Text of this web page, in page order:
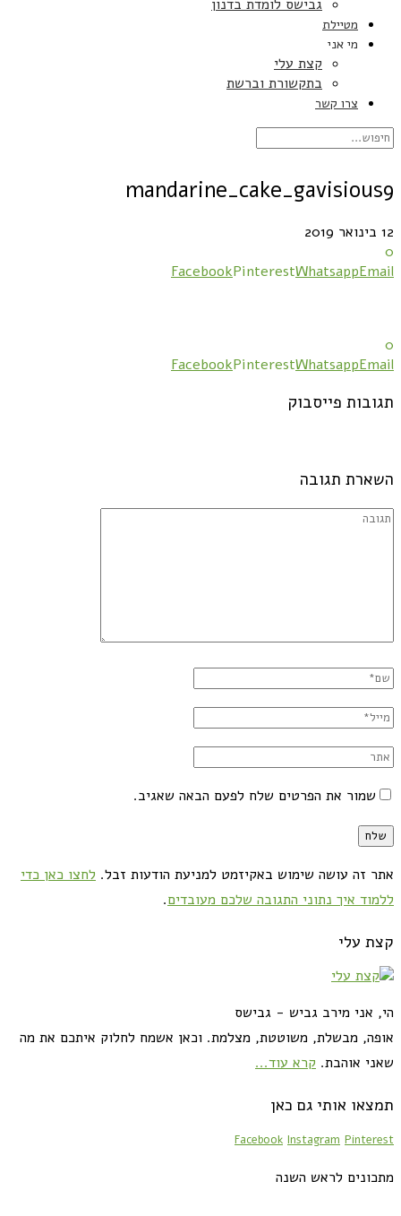
גבישס לומדת בדנון
מטיילת
מי אני
קצת עלי
בתקשורת וברשת
צרו קשר
mandarine_cake_gavisious9
12 בינואר 2019
0
FacebookPinterestWhatsappEmail
0
FacebookPinterestWhatsappEmail
תגובות פייסבוק
השארת תגובה
שמור את הפרטים שלח לפעם הבאה שאגיב.
אתר זה עושה שימוש באקיזמט למניעת הודעות זבל. לחצו כאן כדי
ללמוד איך נתוני התגובה שלכם מעובדים.
קצת עלי
הי, אני מירב גביש - גבישס
אופה, מבשלת, משוטטת, מצלמת. וכאן אשמח לחלוק איתכם את מה
שאני אוהבת. קרא עוד...
תמצאו אותי גם כאן
Facebook Instagram Pinterest
מתכונים לראש השנה